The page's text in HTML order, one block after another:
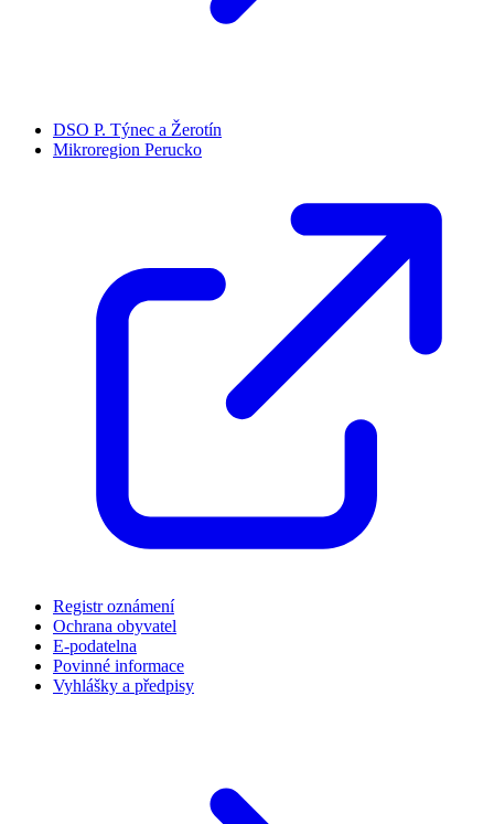
DSO P. Týnec a Žerotín
Mikroregion Perucko
Registr oznámení
Ochrana obyvatel
E-podatelna
Povinné informace
Vyhlášky a předpisy